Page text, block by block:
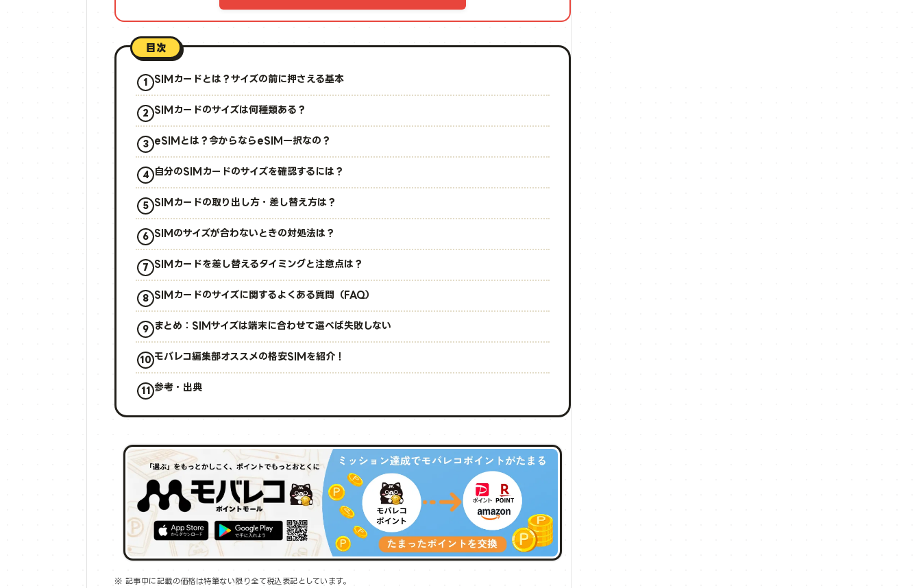
目次
SIMカードとは？サイズの前に押さえる基本
SIMカードのサイズは何種類ある？
eSIMとは？今からならeSIM一択なの？
自分のSIMカードのサイズを確認するには？
SIMカードの取り出し方・差し替え方は？
SIMのサイズが合わないときの対処法は？
SIMカードを差し替えるタイミングと注意点は？
SIMカードのサイズに関するよくある質問（FAQ）
まとめ：SIMサイズは端末に合わせて選べば失敗しない
モバレコ編集部オススメの格安SIMを紹介！
参考・出典
※ 記事中に記載の価格は特筆ない限り全て税込表記としています。